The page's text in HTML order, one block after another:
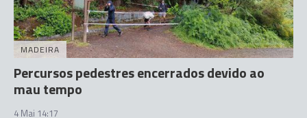
MADEIRA
Percursos pedestres encerrados devido ao
mau tempo
4 Mai 14:17